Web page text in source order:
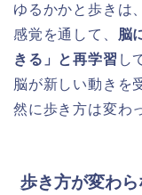
ゆるかかと歩きは
感覚を通して、 脳
きる」と再学習 し
脳が新しい動きを
然に歩き方は変わ
歩き方が変わ